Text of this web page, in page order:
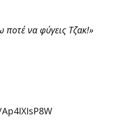
να φύγεις Τζακ!»